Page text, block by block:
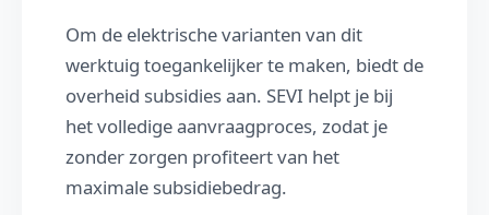
Om de elektrische varianten van dit
werktuig toegankelijker te maken, biedt de
overheid subsidies aan. SEVI helpt je bij
het volledige aanvraagproces, zodat je
zonder zorgen profiteert van het
maximale subsidiebedrag.